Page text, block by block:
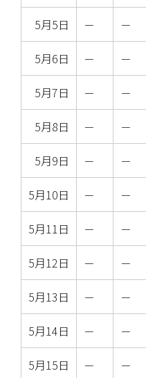
5月5日 － －
5月6日 － －
5月7日 － －
5月8日 － －
5月9日 － －
5月10日 － －
5月11日 － －
5月12日 － －
5月13日 － －
5月14日 － －
5月15日 － －